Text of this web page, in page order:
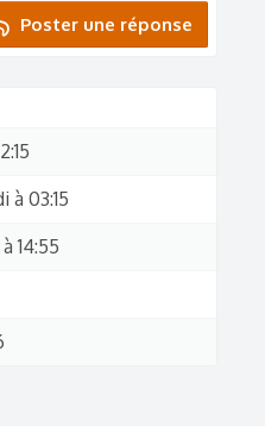
Poster une réponse
à 03:15
14:55